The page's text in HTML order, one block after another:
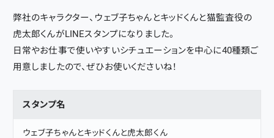
弊社のキャラクター、ウェブ子ちゃんとキッドくんと猫監査役の
虎太郎くんがLINEスタンプになりました。
日常やお仕事で使いやすいシチュエーションを中心に40種類ご
用意しましたので、ぜひお使いくださいね！
スタンプ名
ウェブ子ちゃんとキッドくんと虎太郎くん